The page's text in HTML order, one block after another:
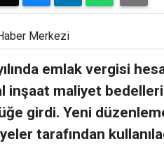
Merkezi
emlak vergisi
inşaat maliyet bedelleri
girdi. Yeni
tarafından